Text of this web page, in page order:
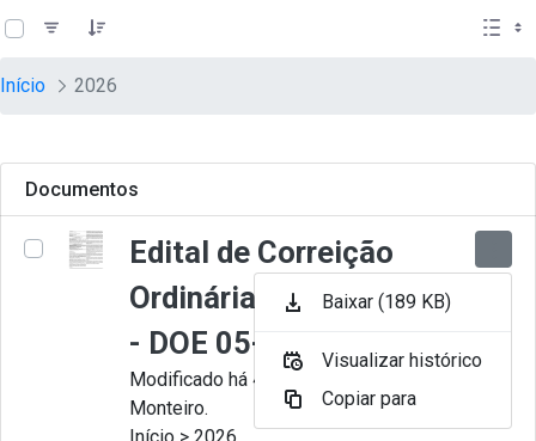
Pular para o Conteúdo principal
teste descricao
Início 2026
Documentos
Edital de Correição
Ordinária nº 009-2026
- DOE 05-08-2026
Modificado há 4 dias por Juliana
Monteiro.
Baixar (189 KB)
Visualizar histórico
Copiar para